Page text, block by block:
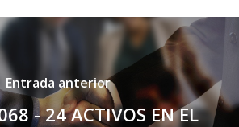
Entrada anterior
- 24 ACTIVOS EN EL